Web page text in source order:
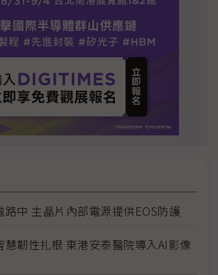
路中 主晶片內部電源提供EOS防護
慧韌性扎根 東港安泰醫院導入AI影像